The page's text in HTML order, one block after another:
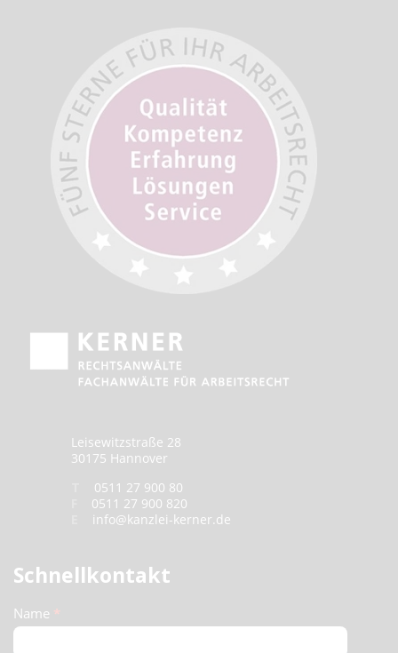
Leisewitzstraße 28
30175 Hannover
0511 27 900 80
0511 27 900 820
info@kanzlei-kerner.de
Schnellkontakt
Schnellkontakt
(Footer)
Name *